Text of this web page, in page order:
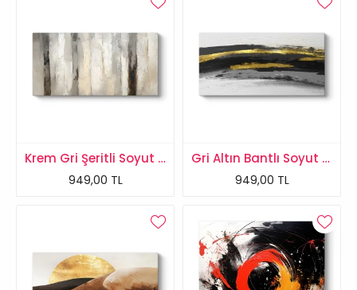
Krem Gri Şeritli Soyut Kanvas Tablo
949,00 TL
Gri Altın Bantlı Soyut Kanvas Tablo
949,00 TL